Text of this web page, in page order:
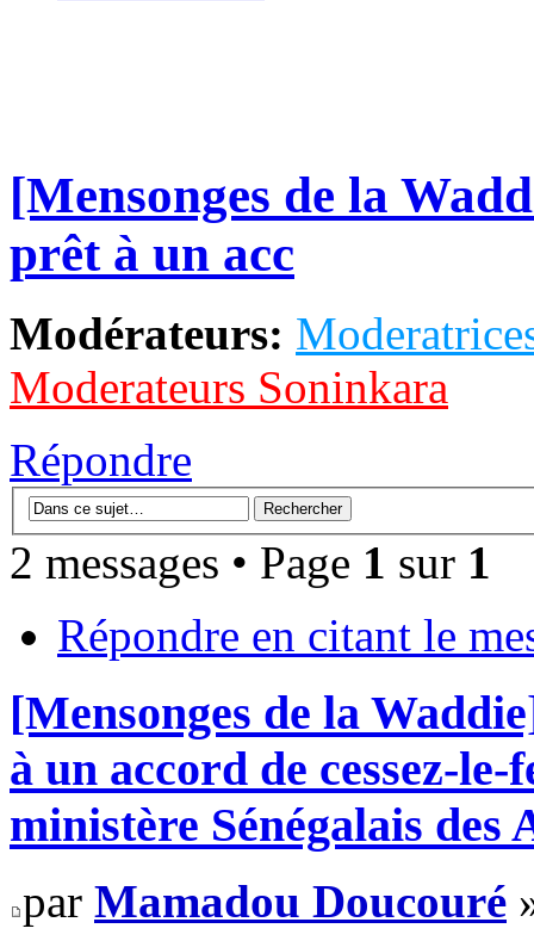
[Mensonges de la
prêt à un acc
Modérateurs:
Moderateurs Soninkara
Répondre
2 messages • Page 1 sur 1
Répondre en citant le
[Mensonges de la
à un accord de cessez-
ministère Sénégalais des
par Mamadou Doucouré